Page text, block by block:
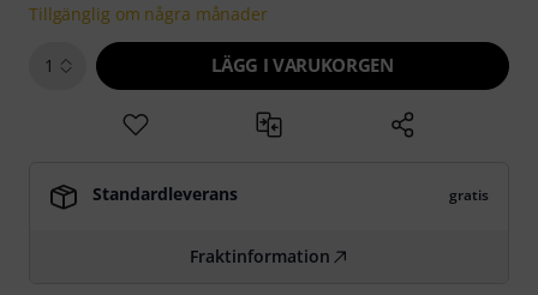
Tillgänglig om några månader
1 LÄGG I VARUKORGEN
Standardleverans gratis
Fraktinformation